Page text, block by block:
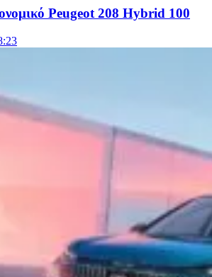
Peugeot 208 Hybrid 100